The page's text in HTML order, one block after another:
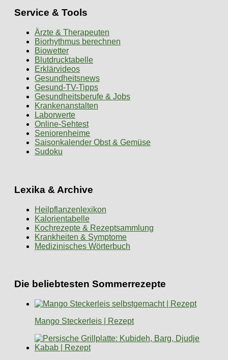
Service & Tools
Ärzte & Therapeuten
Biorhythmus berechnen
Biowetter
Blutdrucktabelle
Erklärvideos
Gesundheitsnews
Gesund-TV-Tipps
Gesundheitsberufe & Jobs
Krankenanstalten
Laborwerte
Online-Sehtest
Seniorenheime
Saisonkalender Obst & Gemüse
Sudoku
Lexika & Archive
Heilpflanzenlexikon
Kalorientabelle
Kochrezepte & Rezeptsammlung
Krankheiten & Symptome
Medizinisches Wörterbuch
Die beliebtesten Sommerrezepte
Mango Steckerleis | Rezept